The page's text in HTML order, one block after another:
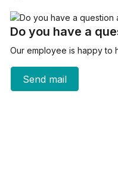
Do you have a
Our employee is happy to
Send mail